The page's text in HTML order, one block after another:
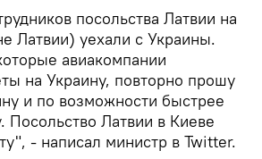
посольства Латвии на
Латвии) уехали с Украины.
авиакомпании
на Украину, повторно прошу
и по возможности быстрее
Посольство Латвии в Киеве
- написал министр в Twitter.